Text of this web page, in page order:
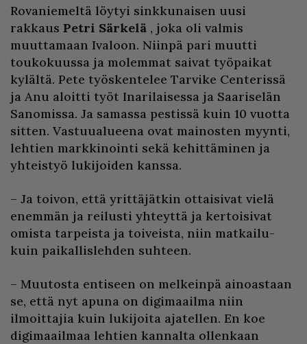
Rovaniemeltä löytyi sinkkunaisen uusi
rakkaus Petri Särkelä , joka oli valmis
muuttamaan Ivaloon. Niinpä pari muutti
toukokuussa ja molemmat saivat työpaikat
kylältä. Pete työskentelee Tarvike Centerissä
ja Anu aloitti työt Inarilaisessa ja Saariselän
Sanomissa. Ja samassa pestissä kuin 10 vuotta
sitten. Vastuualueena ovat mainosten myynti,
lehtien markkinointi sekä kehittäminen ja
yhteistyö lukijoiden kanssa.
– Ja toivon, että yrittäjätkin ottaisivat vielä
enemmän ja reilusti yhteyttä ja kertoisivat
omista tarpeista ja toiveista, niin matkailu-
kuin paikallislehden suhteen.
– Muutosta entiseen on melkeinpä ainoastaan
se, että nyt apuna on digimaailma niin
ilmoittajia kuin lukijoita ajatellen. En koe
digimaailmaa lehtien kannalta ollenkaan